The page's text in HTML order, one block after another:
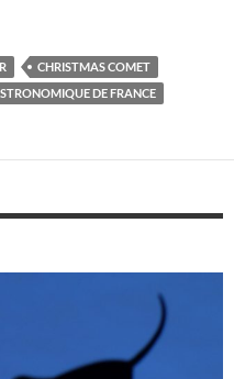
CHRISTMAS COMET
DE FRANCE